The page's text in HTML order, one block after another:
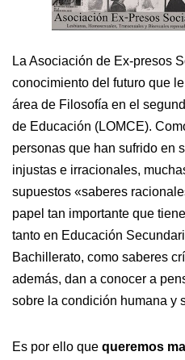
La Asociación de Ex-presos
conocimiento del futuro que
área de Filosofía en el
de Educación (LOMCE).
personas que han sufrido en
injustas e irracionales,
supuestos «saberes
papel tan importante que
tanto en Educación
Bachillerato, como saberes
además, dan a conocer a
sobre la condición humana y
Es por ello que queremos